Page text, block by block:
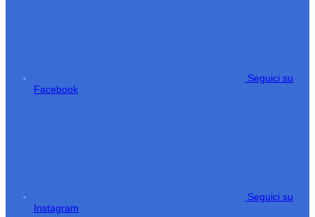
Seguici su
Facebook
Seguici su
Instagram